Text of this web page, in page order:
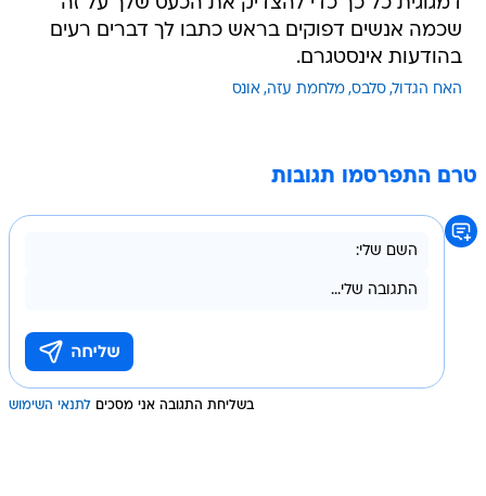
שכמה אנשים דפוקים בראש כתבו לך דברים רעים
בהודעות אינסטגרם.
האח הגדול סלבס מלחמת עזה אונס
טרם התפרסמו תגובות
בשליחת התגובה אני מסכים לתנאי השימוש